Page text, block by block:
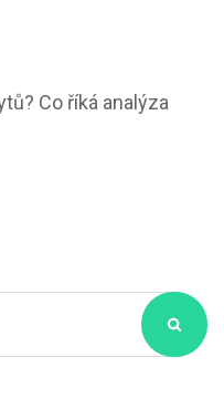
Co říká analýza